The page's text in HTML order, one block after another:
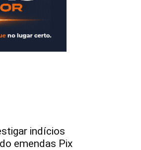
indícios
emendas Pix